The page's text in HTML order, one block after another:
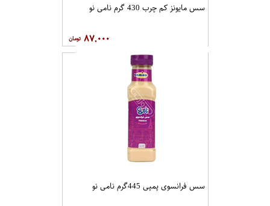
سس مایونز کم چرب 430 گرم نامی نو
۸۷,۰۰۰
سس فرانسوی پمپی 445گرم نامی نو